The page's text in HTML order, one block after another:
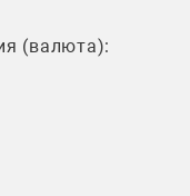
(валюта):